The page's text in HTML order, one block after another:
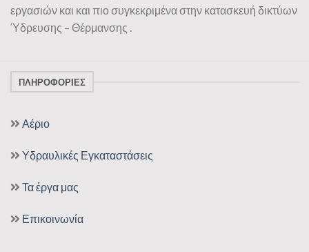
εργασιών και και πιο συγκεκριμένα στην κατασκευή δικτύων
Ύδρευσης – Θέρμανσης .
ΠΛΗΡΟΦΟΡΊΕΣ
Αέριο
Υδραυλικές Εγκαταστάσεις
Τα έργα μας
Επικοινωνία